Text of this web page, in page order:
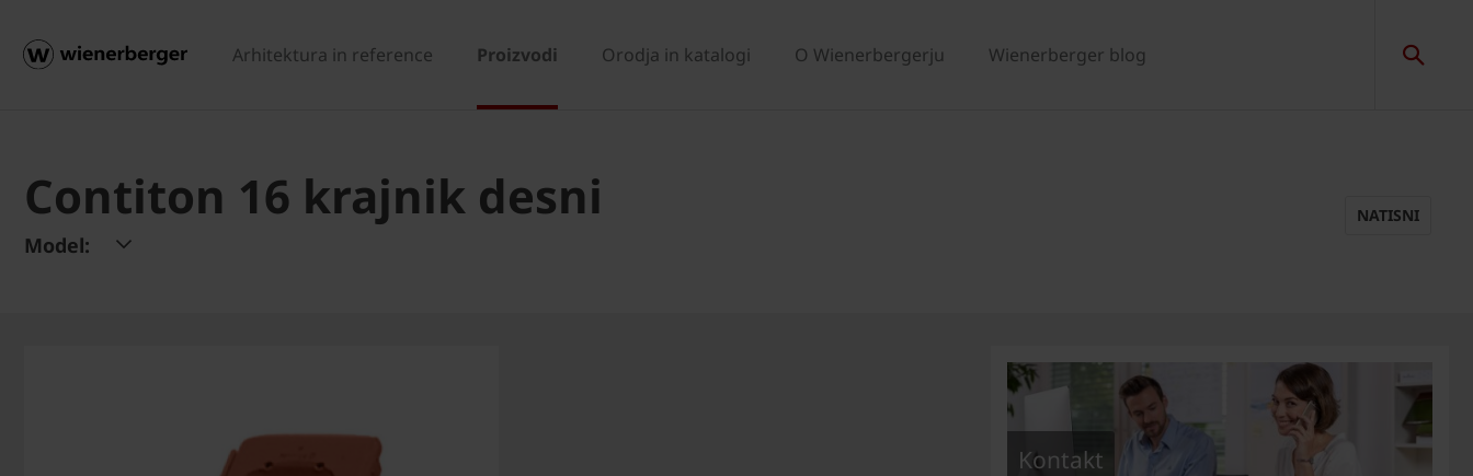
Arhitektura in reference Proizvodi Orodja in katalogi O Wienerbergerju Wienerberger blog
Contiton 16 krajnik desni
Model:
NATISNI
Kontakt